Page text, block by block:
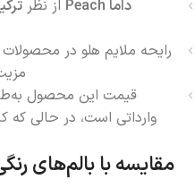
داما Peach از نظر
رایحه ملایم هلو در
قیمت این محصول
وارداتی است، در حالی که
مقایسه با بالم‌های